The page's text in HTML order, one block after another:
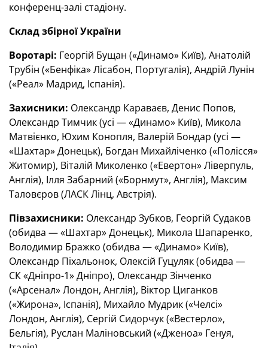
конференц-залі стадіону.
Склад збірної України
Воротарі: Георгій Бущан («Динамо» Київ), Анатолій
Трубін («Бенфіка» Лісабон, Португалія), Андрій Лунін
(«Реал» Мадрид, Іспанія).
Захисники: Олександр Караваєв, Денис Попов,
Олександр Тимчик (усі — «Динамо» Київ), Микола
Матвієнко, Юхим Конопля, Валерій Бондар (усі —
«Шахтар» Донецьк), Богдан Михайліченко («Полісся»
Житомир), Віталій Миколенко («Евертон» Ліверпуль,
Англія), Ілля Забарний («Борнмут», Англія), Максим
Таловєров (ЛАСК Лінц, Австрія).
Півзахисники: Олександр Зубков, Георгій Судаков
(обидва — «Шахтар» Донецьк), Микола Шапаренко,
Володимир Бражко (обидва — «Динамо» Київ),
Олександр Піхальонок, Олексій Гуцуляк (обидва —
СК «Дніпро-1» Дніпро), Олександр Зінченко
(«Арсенал» Лондон, Англія), Віктор Циганков
(«Жирона», Іспанія), Михайло Мудрик («Челсі»
Лондон, Англія), Сергій Сидорчук («Вестерло»,
Бельгія), Руслан Маліновський («Дженоа» Генуя,